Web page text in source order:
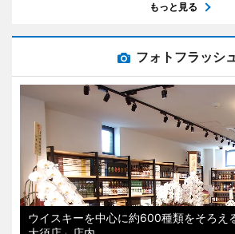
もっと見る
フォトフラッシ
ウイスキーを中心に約600種類をそろえ